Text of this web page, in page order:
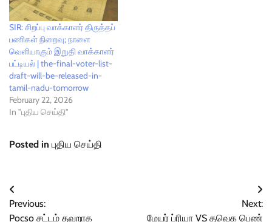
SIR: சிறப்பு வாக்காளர் திருத்தப்
பணிகள் நிறைவு; நாளை
வெளியாகும் இறுதி வாக்காளர்
பட்டியல் | the-final-voter-list-
draft-will-be-released-in-
tamil-nadu-tomorrow
February 22, 2026
In "புதிய செய்தி"
Posted in புதிய செய்தி
Post
navigation
Previous:
Pocso சட்டம் தவறாக
Next:
மேயர் ப்ரியா VS தவெக பெண்